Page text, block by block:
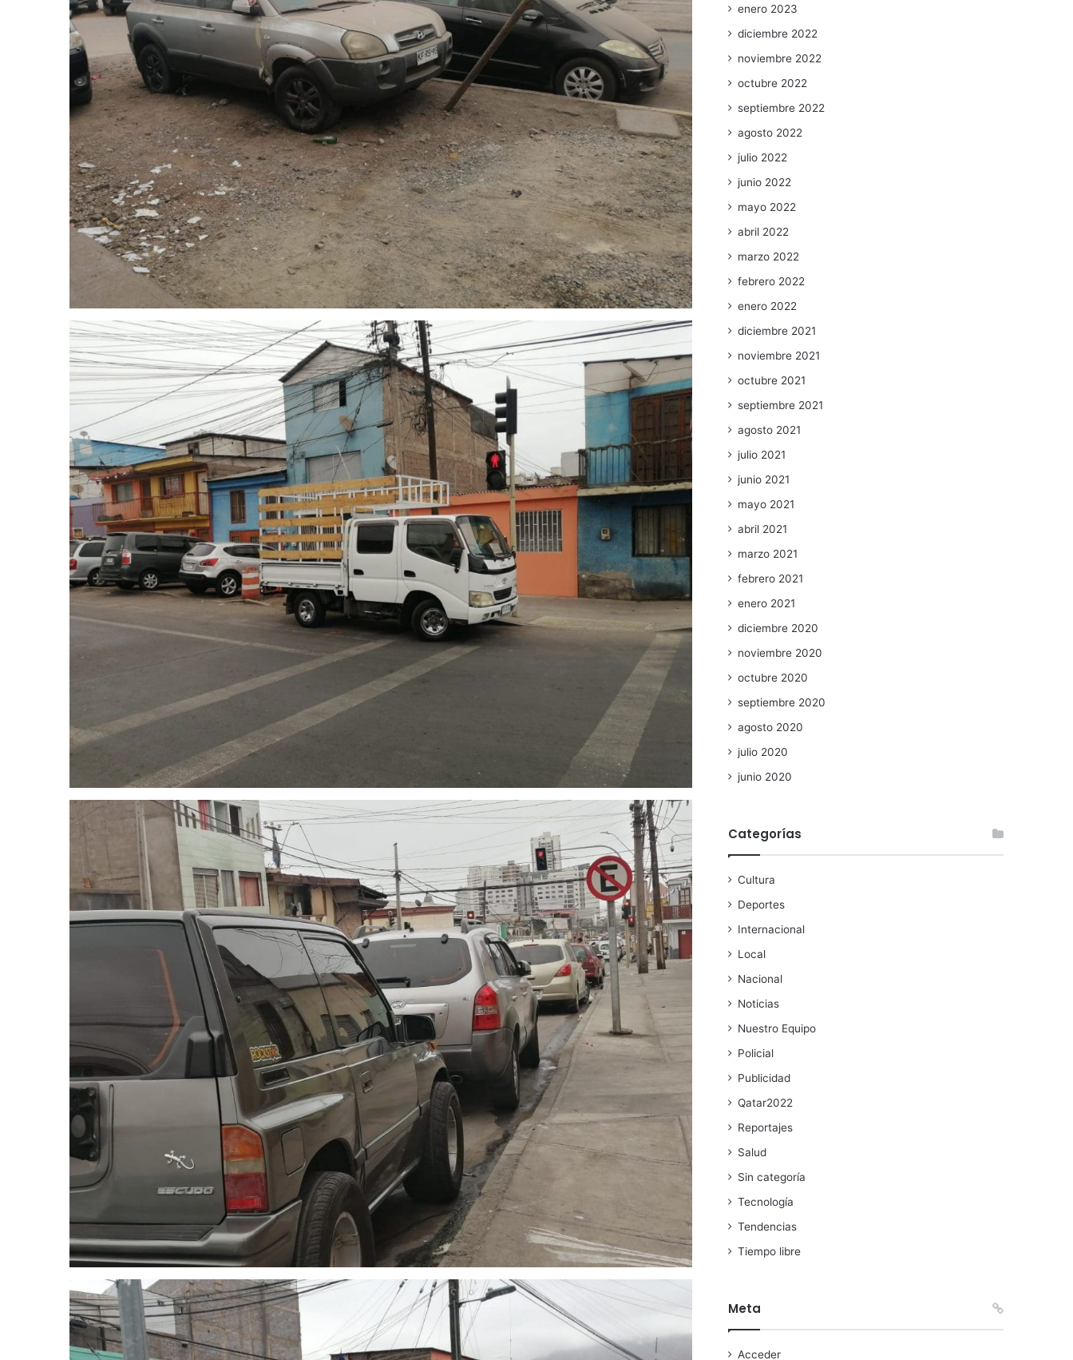
enero 2023
diciembre 2022
noviembre 2022
octubre 2022
septiembre 2022
agosto 2022
julio 2022
junio 2022
mayo 2022
abril 2022
marzo 2022
febrero 2022
enero 2022
diciembre 2021
noviembre 2021
octubre 2021
septiembre 2021
agosto 2021
julio 2021
junio 2021
mayo 2021
abril 2021
marzo 2021
febrero 2021
enero 2021
diciembre 2020
noviembre 2020
octubre 2020
septiembre 2020
agosto 2020
julio 2020
junio 2020
Categorías
Cultura
Deportes
Internacional
Local
Nacional
Noticias
Nuestro Equipo
Policial
Publicidad
Qatar2022
Reportajes
Salud
Sin categoría
Tecnología
Tendencias
Tiempo libre
Meta
Acceder